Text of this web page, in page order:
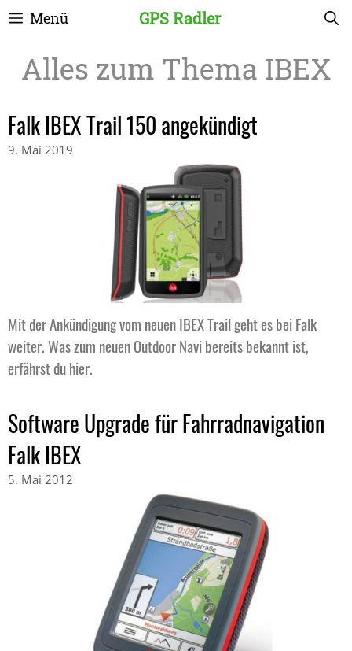
Zum
springen
GPS Radler
Menü
IBEX
Falk IBEX Trail 150 angekündigt
9. Mai 2019
Mit der Ankündigung vom neuen IBEX Trail geht es bei Falk
weiter. Was zum neuen Outdoor Navi bereits bekannt ist,
erfährst du hier.
Software Upgrade für Fahrradnavigation
Falk IBEX
5. Mai 2012